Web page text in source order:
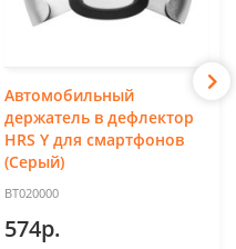
Автомобильный
держатель в дефлектор
HRS Y для смартфонов
(Серый)
BT020000
574р.